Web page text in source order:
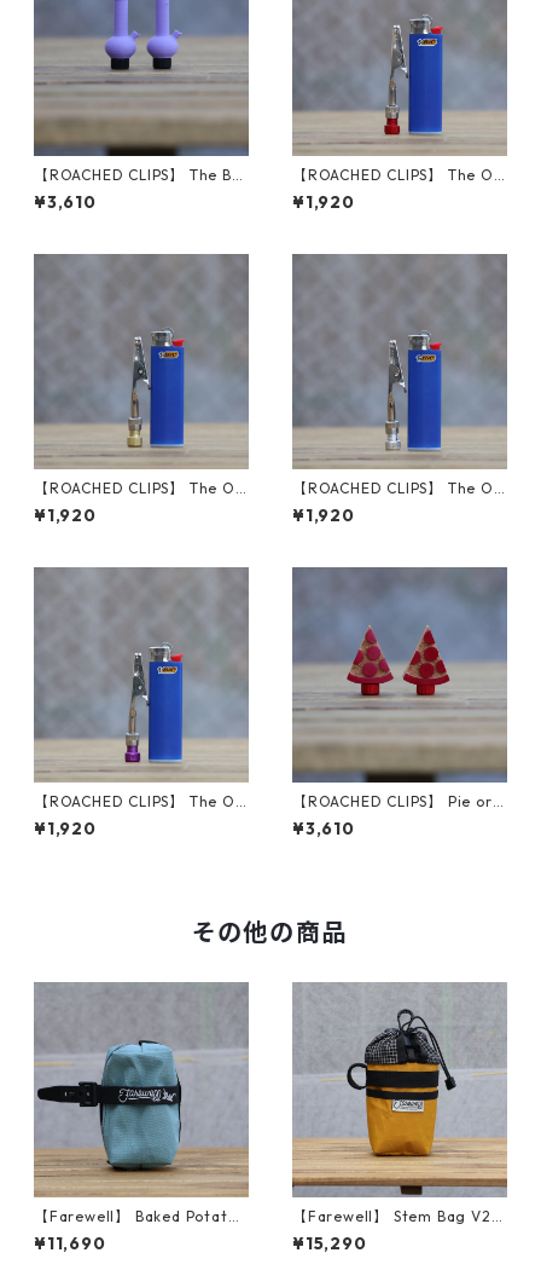
【ROACHED CLIPS】 The B0
ng Rager Caps
¥3,610
【ROACHED CLIPS】 The O.
G. (Red)
¥1,920
【ROACHED CLIPS】 The O.
G. (Gold)
¥1,920
【ROACHED CLIPS】 The O.
G. (Silver)
¥1,920
【ROACHED CLIPS】 The O.
G. (Purple)
¥1,920
【ROACHED CLIPS】 Pie or
Die Caps
¥3,610
その他の商品
【Farewell】 Baked Potato™
（Glacier Blue X11）
¥11,690
【Farewell】 Stem Bag V2
（Goldenrod RX30）
¥15,290